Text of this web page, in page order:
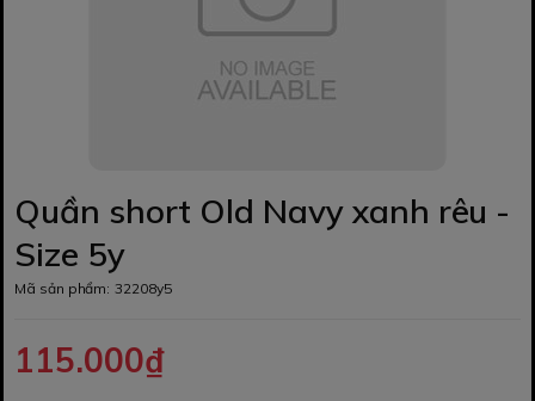
Quần short Old Navy xanh rêu -
Size 5y
Mã sản phẩm: 32208y5
115.000₫